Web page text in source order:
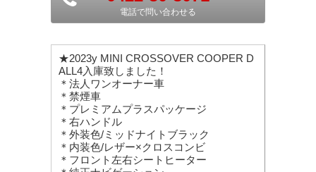
電話で問い合わせる
★2023y MINI CROSSOVER COOPER D
ALL4入庫致しました！
＊法人ワンオーナー車
＊禁煙車
＊プレミアムプラスパッケージ
＊右ハンドル
＊外装色/ミッドナイトブラック
＊内装色/レザー×クロスコンビ
＊フロント左右シートヒーター